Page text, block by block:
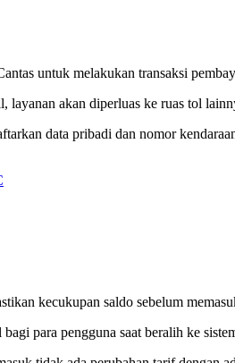
untuk melakukan transaksi
layanan akan diperluas ke ruas tol
data pribadi dan nomor
kecukupan saldo sebelum
para pengguna saat beralih ke